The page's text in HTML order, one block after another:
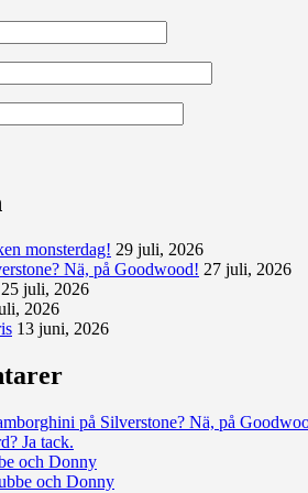
monsterdag! 29 juli, 2026
Nä, på Goodwood! 27 juli, 2026
25 juli, 2026
2026
13 juni, 2026
på Silverstone? Nä, på
Ja tack.
och Donny
och Donny